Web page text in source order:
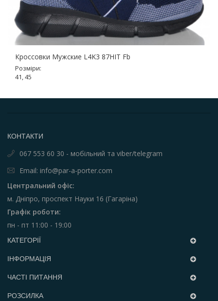
Кроссовки Мужские L4K3 87HIT Fb
Розміри:
41, 45
КОНТАКТИ
067 553 60 30 - мобільний та viber/telegram
Email: info@par-a-porter.com
Центральний офіс:
м. Дніпро, проспект Науки 16 (Гагаріна)
Графік роботи:
пн - пт 11:00 - 19:00
КАТЕГОРІЇ
ІНФОРМАЦІЯ
ЧАСТІ ПИТАННЯ
РОЗСИЛКА